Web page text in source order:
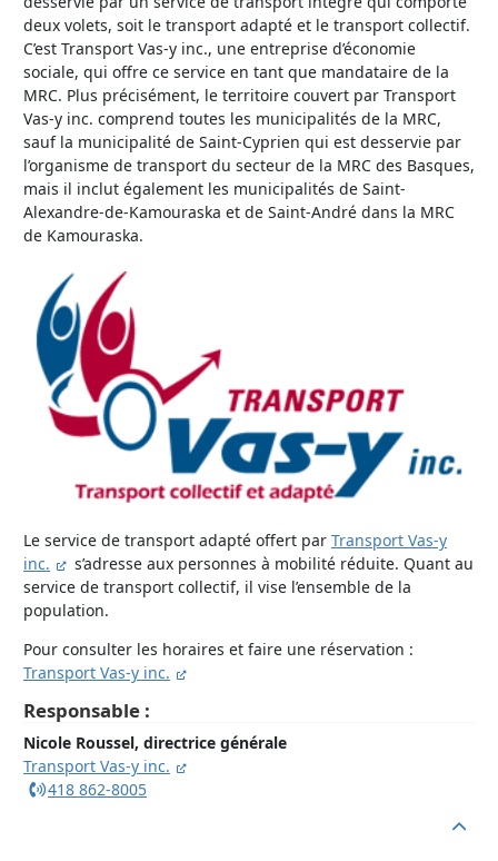
deux volets, soit le transport adapté et le transport collectif.
C’est Transport Vas-y inc., une entreprise d’économie
sociale, qui offre ce service en tant que mandataire de la
MRC. Plus précisément, le territoire couvert par Transport
Vas-y inc. comprend toutes les municipalités de la MRC,
sauf la municipalité de Saint-Cyprien qui est desservie par
l’organisme de transport du secteur de la MRC des Basques,
mais il inclut également les municipalités de Saint-
Alexandre-de-Kamouraska et de Saint-André dans la MRC
de Kamouraska.
Le service de transport adapté offert par Transport Vas-y
inc.
s’adresse aux personnes à mobilité réduite. Quant au
service de transport collectif, il vise l’ensemble de la
population.
Pour consulter les horaires et faire une réservation :
Transport Vas-y inc.
Responsable :
Nicole Roussel, directrice générale
Transport Vas-y inc.
418 862-8005